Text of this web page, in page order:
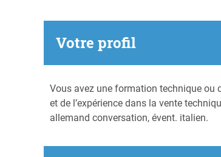
Votre profil
Vous avez une formation technique ou
et de l’expérience dans la vente
allemand conversation, évent. italien.